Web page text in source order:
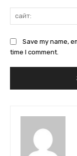
Save my name,
time I comment.